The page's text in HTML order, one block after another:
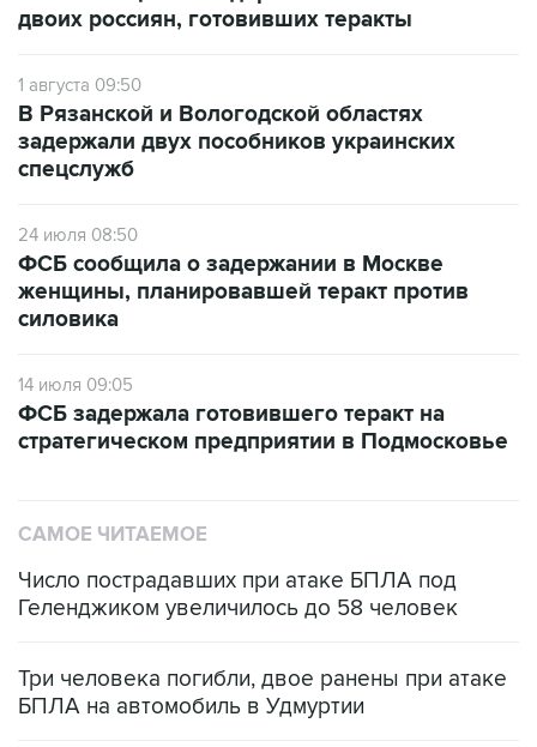
двоих россиян, готовивших теракты
1 августа 09:50
В Рязанской и Вологодской областях
задержали двух пособников украинских
спецслужб
24 июля 08:50
ФСБ сообщила о задержании в Москве
женщины, планировавшей теракт против
силовика
14 июля 09:05
ФСБ задержала готовившего теракт на
стратегическом предприятии в Подмосковье
САМОЕ ЧИТАЕМОЕ
Число пострадавших при атаке БПЛА под
Геленджиком увеличилось до 58 человек
Три человека погибли, двое ранены при атаке
БПЛА на автомобиль в Удмуртии